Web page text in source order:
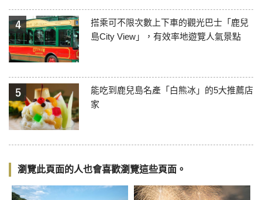
搭乘可不限次數上下車的觀光巴士「鹿兒
島City View」，有效率地遊覽人氣景點
能吃到鹿兒島名產「白熊冰」的5大推薦店
家
瀏覽此頁面的人也會喜歡瀏覽這些頁面。